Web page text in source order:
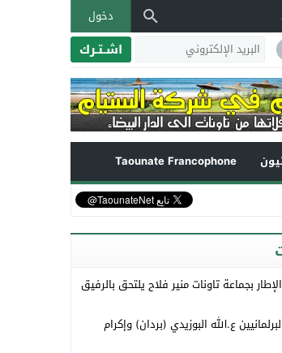
دخول
اشـتـرك
Taounate Francophone
بجماعة تاونات منير فلاح يلتحق بالرفيق
ع.الله البوزيدي (بردان) وإكرام